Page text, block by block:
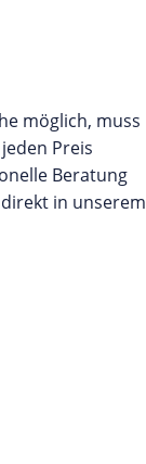
möglich, muss
Preis
Beratung
in unserem